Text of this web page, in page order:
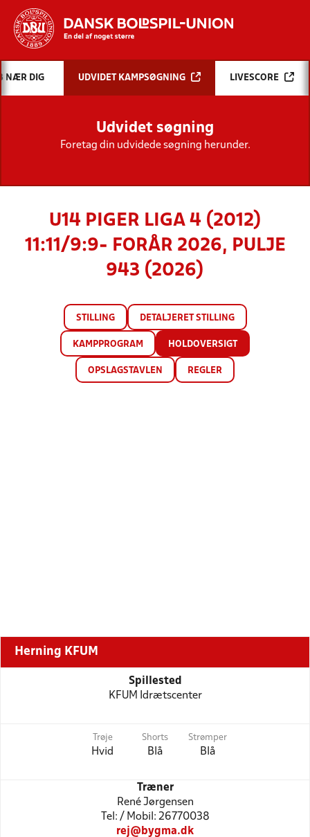
Hvad vil du søge efter?
INDHOLD OG NYHEDER
STILLINGER, RESULTATER, KLUBBER OG
HOLD
NÆR DIG UDVIDET KAMPSØGNING LIVESCORE
Udvidet søgning
Foretag din udvidede søgning herunder.
U14 PIGER LIGA 4 (2012)
11:11/9:9- FORÅR 2026, PULJE
943 (2026)
STILLING DETALJERET STILLING
KAMPPROGRAM HOLDOVERSIGT
OPSLAGSTAVLEN REGLER
Herning KFUM
Spillested
KFUM Idrætscenter
Trøje
Hvid
Shorts
Blå
Strømper
Blå
Træner
René Jørgensen
Tel: / Mobil: 26770038
rej@bygma.dk